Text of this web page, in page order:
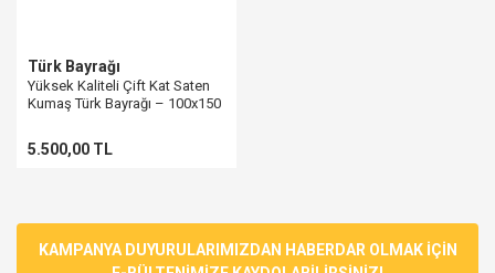
Türk Bayrağı
Yüksek Kaliteli Çift Kat Saten
Kumaş Türk Bayrağı – 100x150
5.500,00 TL
KAMPANYA DUYURULARIMIZDAN HABERDAR OLMAK İÇİN